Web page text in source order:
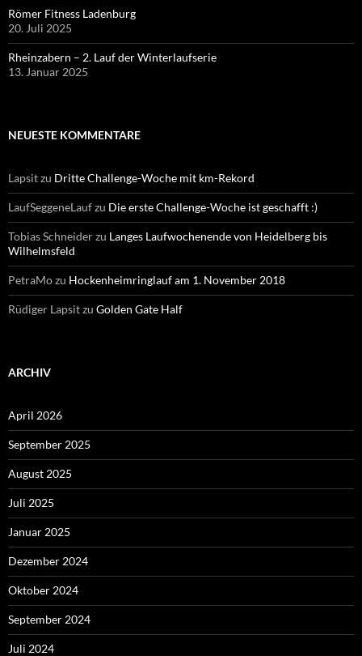
Römer Fitness Ladenburg
20. Juli 2025
Rheinzabern – 2. Lauf der Winterlaufserie
13. Januar 2025
NEUESTE KOMMENTARE
Lapsitzu Dritte Challenge-Woche mit km-Rekord
LaufSeggeneLaufzu Die erste Challenge-Woche ist geschafft :)
Tobias Schneiderzu Langes Laufwochenende von Heidelberg bis
Wilhelmsfeld
PetraMozu Hockenheimringlauf am 1. November 2018
Rüdiger Lapsitzu Golden Gate Half
ARCHIV
April 2026
September 2025
August 2025
Juli 2025
Januar 2025
Dezember 2024
Oktober 2024
September 2024
Juli 2024